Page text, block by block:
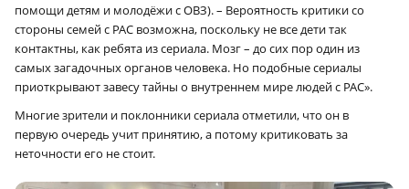
помощи детям и молодёжи с ОВЗ). – Вероятность критики со
стороны семей с РАС возможна, поскольку не все дети так
контактны, как ребята из сериала. Мозг – до сих пор один из
самых загадочных органов человека. Но подобные сериалы
приоткрывают завесу тайны о внутреннем мире людей с РАС».
Многие зрители и поклонники сериала отметили, что он в
первую очередь учит принятию, а потому критиковать за
неточности его не стоит.